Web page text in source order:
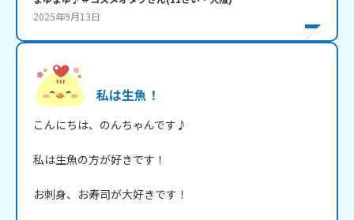
2025年9月13日
私は生魚！
こんにちは、のんちゃんです♪
私は生魚の方が好きです！
お刺身、お寿司が大好きです！